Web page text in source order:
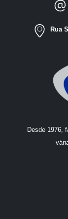
Rua
Desde 1976,